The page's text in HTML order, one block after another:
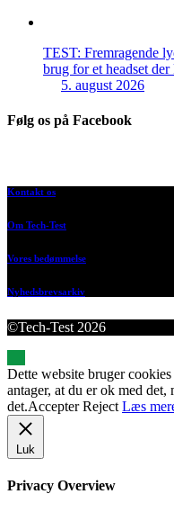
TEST: Fremragende
brug for et headset der
5. august 2026
Følg os på Facebook
Kontakt os
Om Tech-Test
Vores bedømmelse
Nyhedsbrevsarkiv
©Tech-Test 2026
Dette website bruger
antager, at du er ok med
det.Accepter Reject Læs
Luk
Privacy Overview